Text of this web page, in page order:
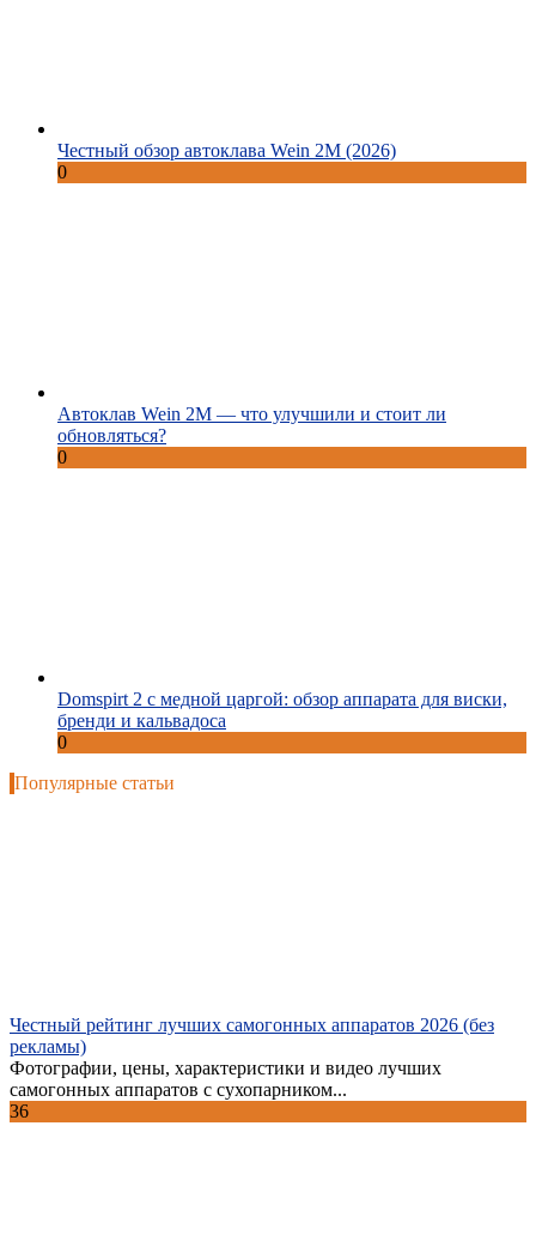
Честный обзор автоклава Wein 2M (2026)
0
Автоклав Wein 2M — что улучшили и стоит ли
обновляться?
0
Domspirt 2 с медной царгой: обзор аппарата для виски,
бренди и кальвадоса
0
Популярные статьи
Честный рейтинг лучших самогонных аппаратов 2026 (без
рекламы)
Фотографии, цены, характеристики и видео лучших
самогонных аппаратов с сухопарником...
36